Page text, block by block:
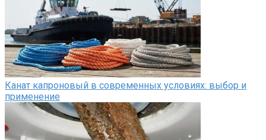
Канат капроновый в современных условиях: выбор и
применение